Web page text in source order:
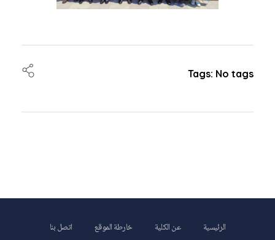
Tags: No tags
الرئيسية عن الكلية خارطة الموقع اتصل بنا